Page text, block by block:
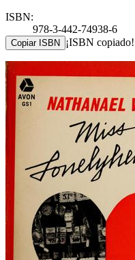
ISBN:
978-3-442-74938-6
Copiar ISBN ¡ISBN copiado!